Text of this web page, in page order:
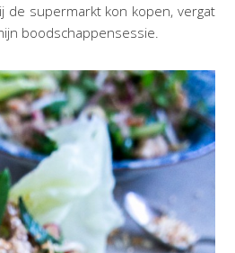
de supermarkt kon kopen, vergat
boodschappensessie.